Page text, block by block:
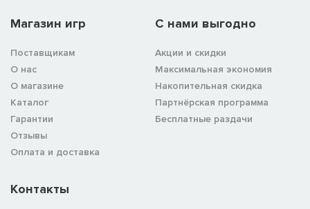
Магазин игр
Поставщикам
О нас
О магазине
Каталог
Гарантии
Отзывы
Оплата и доставка
C нами выгодно
Акции и скидки
Максимальная экономия
Накопительная скидка
Партнёрская программа
Бесплатные раздачи
Контакты